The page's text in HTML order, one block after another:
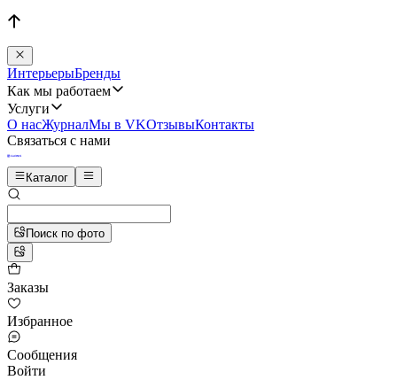
ИнтерьерыБренды
Как мы работаем
Услуги
О насЖурналМы в VKОтзывыКонтакты
Связаться с нами
Каталог
Поиск по фото
Заказы
Избранное
Сообщения
Войти